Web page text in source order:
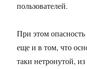
пользователей.
При этом опасность
еще и в том, что
таки нетронутой,